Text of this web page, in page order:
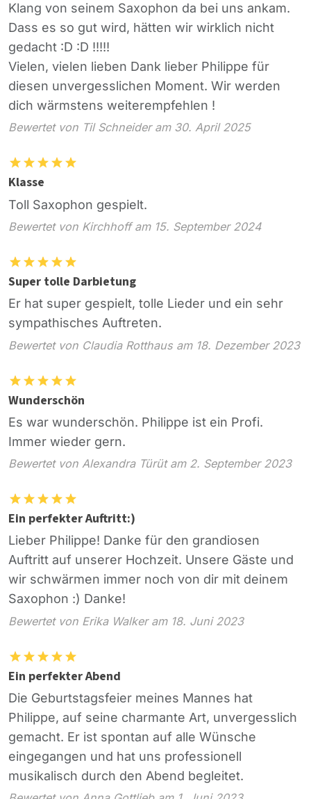
Klang von seinem Saxophon da bei uns ankam.
Dass es so gut wird, hätten wir wirklich nicht
gedacht :D :D !!!!!
Vielen, vielen lieben Dank lieber Philippe für
diesen unvergesslichen Moment. Wir werden
dich wärmstens weiterempfehlen !
Bewertet von Til Schneider am 30. April 2025
Klasse
Toll Saxophon gespielt.
Bewertet von Kirchhoff am 15. September 2024
Super tolle Darbietung
Er hat super gespielt, tolle Lieder und ein sehr
sympathisches Auftreten.
Bewertet von Claudia Rotthaus am 18. Dezember 2023
Wunderschön
Es war wunderschön. Philippe ist ein Profi.
Immer wieder gern.
Bewertet von Alexandra Türüt am 2. September 2023
Ein perfekter Auftritt:)
Lieber Philippe! Danke für den grandiosen
Auftritt auf unserer Hochzeit. Unsere Gäste und
wir schwärmen immer noch von dir mit deinem
Saxophon :) Danke!
Bewertet von Erika Walker am 18. Juni 2023
Ein perfekter Abend
Die Geburtstagsfeier meines Mannes hat
Philippe, auf seine charmante Art, unvergesslich
gemacht. Er ist spontan auf alle Wünsche
eingegangen und hat uns professionell
musikalisch durch den Abend begleitet.